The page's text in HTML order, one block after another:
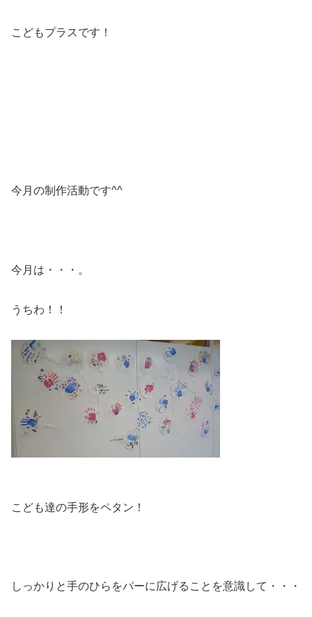
こどもプラスです！
今月の制作活動です^^
今月は・・・。
うちわ！！
こども達の手形をペタン！
しっかりと手のひらをパーに広げることを意識して・・・